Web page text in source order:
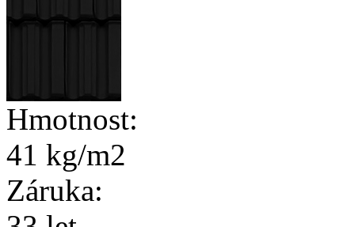
Hmotnost:
41 kg/m2
Záruka: